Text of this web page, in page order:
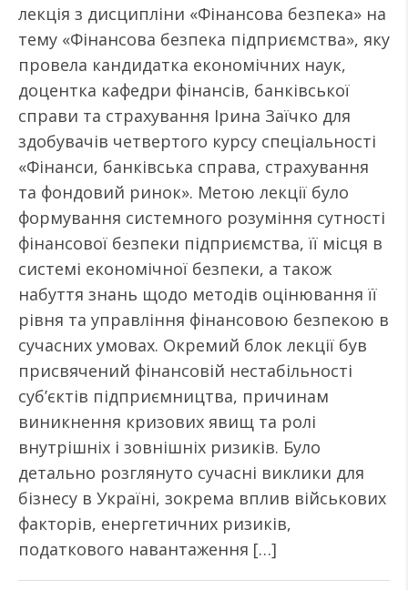
лекція з дисципліни «Фінансова безпека» на
тему «Фінансова безпека підприємства», яку
провела кандидатка економічних наук,
доцентка кафедри фінансів, банківської
справи та страхування Ірина Заїчко для
здобувачів четвертого курсу спеціальності
«Фінанси, банківська справа, страхування
та фондовий ринок». Метою лекції було
формування системного розуміння сутності
фінансової безпеки підприємства, її місця в
системі економічної безпеки, а також
набуття знань щодо методів оцінювання її
рівня та управління фінансовою безпекою в
сучасних умовах. Окремий блок лекції був
присвячений фінансовій нестабільності
суб’єктів підприємництва, причинам
виникнення кризових явищ та ролі
внутрішніх і зовнішніх ризиків. Було
детально розглянуто сучасні виклики для
бізнесу в Україні, зокрема вплив військових
факторів, енергетичних ризиків,
податкового навантаження […]